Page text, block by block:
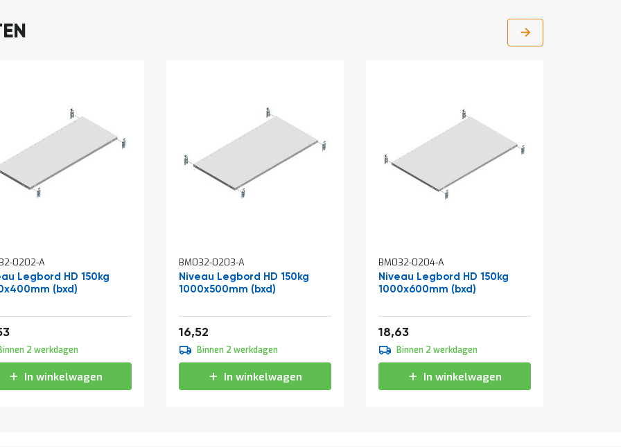
0202-A
Legbord HD 150kg
(bxd)
2 werkdagen
In winkelwagen
BM032-0203-A
Niveau Legbord HD 150kg
1000x500mm (bxd)
Vanaf
16,52
Binnen 2 werkdagen
In winkelwagen
BM032-0204-A
Niveau Legbord HD 150kg
1000x600mm (bxd)
Vanaf
18,63
Binnen 2 werkdagen
In winkelwagen